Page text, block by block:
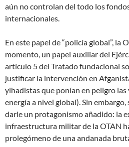
aún no controlan del todo los
internacionales.
En este papel de “policía global”, la
momento, un papel auxiliar del
artículo 5 del Tratado fundacional
justificar la intervención en
yihadistas que ponían en peligro
energía a nivel global). Sin
darle un protagonismo añadido: la
infraestructura militar de la OTAN
prolegómeno de una andanada